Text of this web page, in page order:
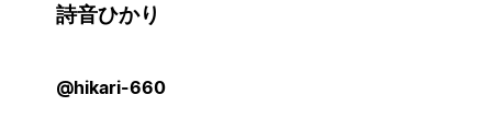
詩音ひかり
@hikari-660